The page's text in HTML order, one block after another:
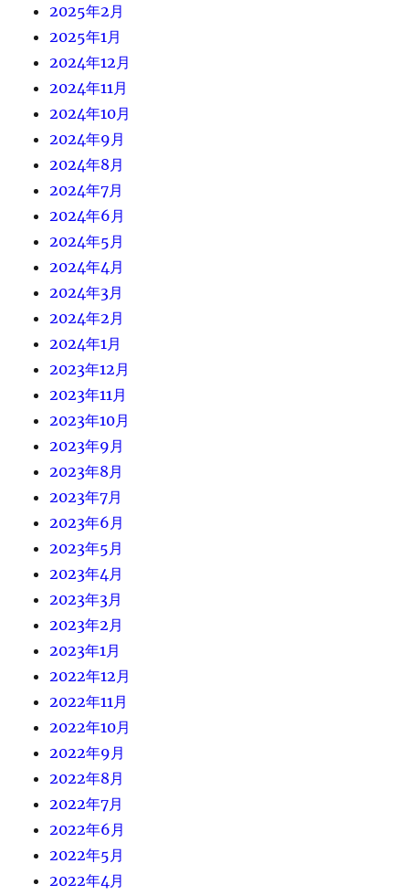
2025年2月
2025年1月
2024年12月
2024年11月
2024年10月
2024年9月
2024年8月
2024年7月
2024年6月
2024年5月
2024年4月
2024年3月
2024年2月
2024年1月
2023年12月
2023年11月
2023年10月
2023年9月
2023年8月
2023年7月
2023年6月
2023年5月
2023年4月
2023年3月
2023年2月
2023年1月
2022年12月
2022年11月
2022年10月
2022年9月
2022年8月
2022年7月
2022年6月
2022年5月
2022年4月